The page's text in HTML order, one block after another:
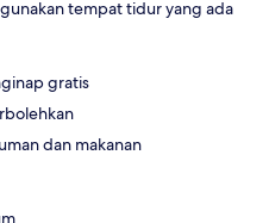
tempat tidur yang ada
gratis
dan makanan